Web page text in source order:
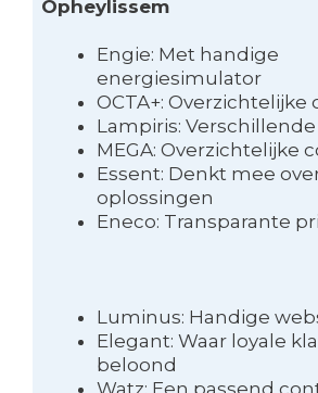
Opheylissem
Engie: Met handige
energiesimulator
OCTA+: Overzichtelijke
Lampiris:
MEGA: Overzichtelijke
Essent: Denkt mee
oplossingen
Eneco: Transparante
Luminus: Handige
Elegant: Waar loyale
beloond
Watz: Een passend